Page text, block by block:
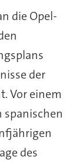
die Opel-
der
Vor einem
spanischen
des